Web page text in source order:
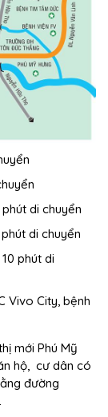
di chuyển
di chuyển
phút di
Vivo City, bệnh
mới Phú Mỹ
hộ, cư dân có
đường